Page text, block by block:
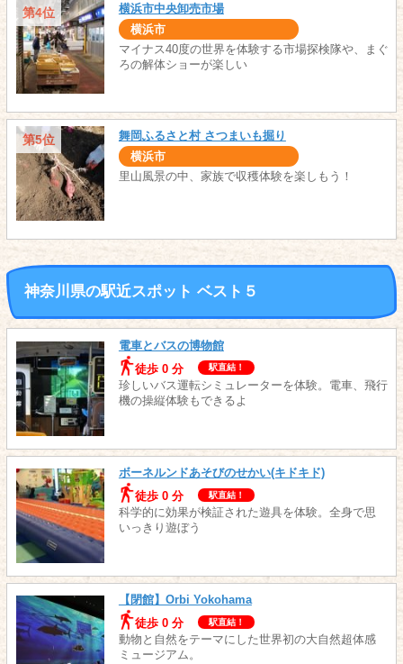
第4位 横浜市中央卸売市場
横浜市
マイナス40度の世界を体験する市場探検隊や、まぐ
ろの解体ショーが楽しい
第5位 舞岡ふるさと村 さつまいも掘り
横浜市
里山風景の中、家族で収穫体験を楽しもう！
神奈川県の駅近スポット ベスト５
電車とバスの博物館
徒歩 0 分
駅直結！
珍しいバス運転シミュレーターを体験。電車、飛行
機の操縦体験もできるよ
ボーネルンドあそびのせかい(キドキド)
徒歩 0 分
駅直結！
科学的に効果が検証された遊具を体験。全身で思
いっきり遊ぼう
【閉館】Orbi Yokohama
徒歩 0 分
駅直結！
動物と自然をテーマにした世界初の大自然超体感
ミュージアム。